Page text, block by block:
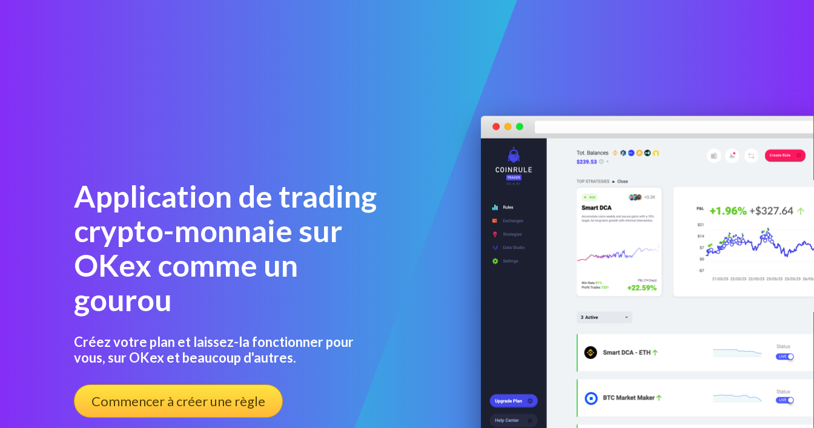
Application de trading
crypto-monnaie sur
OKex comme un
gourou
Créez votre plan et laissez-la fonctionner pour
vous, sur OKex et beaucoup d'autres.
Commencer à créer une règle